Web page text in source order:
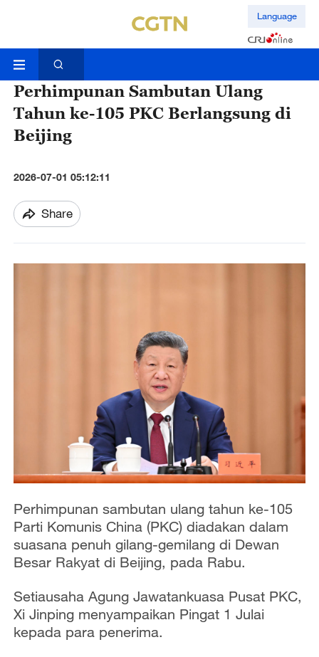
Language
Perhimpunan Sambutan Ulang
Tahun ke-105 PKC Berlangsung di
Beijing
2026-07-01 05:12:11
Share
Perhimpunan sambutan ulang tahun ke-105
Parti Komunis China (PKC) diadakan dalam
suasana penuh gilang-gemilang di Dewan
Besar Rakyat di Beijing, pada Rabu.
Setiausaha Agung Jawatankuasa Pusat PKC,
Xi Jinping menyampaikan Pingat 1 Julai
kepada para penerima.